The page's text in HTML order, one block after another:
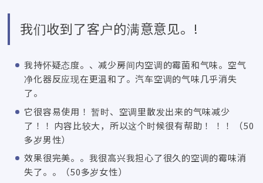
我们收到了客户的满意意见。!
我持怀疑态度。、减少房间内空调的霉菌和气味。空气
净化器反应现在更温和了。汽车空调的气味几乎消失
了。
它很容易使用！ 暂时、空调里散发出来的气味减少
了！！ 内容比较大，所以这个时候很有帮助！ ！！ （50
多岁男性）
效果很完美。。我很高兴我担心了很久的空调的霉味消
失了。。（50多岁女性）